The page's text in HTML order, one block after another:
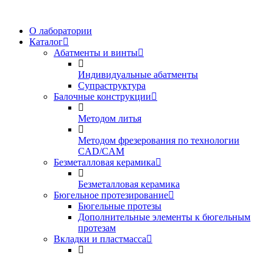
О лаборатории
Каталог
Абатменты и винты
Индивидуальные абатменты
Супраструктура
Балочные конструкции
Методом литья
Методом фрезерования по технологии
CAD/CAM
Безметалловая керамика
Безметалловая керамика
Бюгельное протезирование
Бюгельные протезы
Дополнительные элементы к бюгельным
протезам
Вкладки и пластмасса